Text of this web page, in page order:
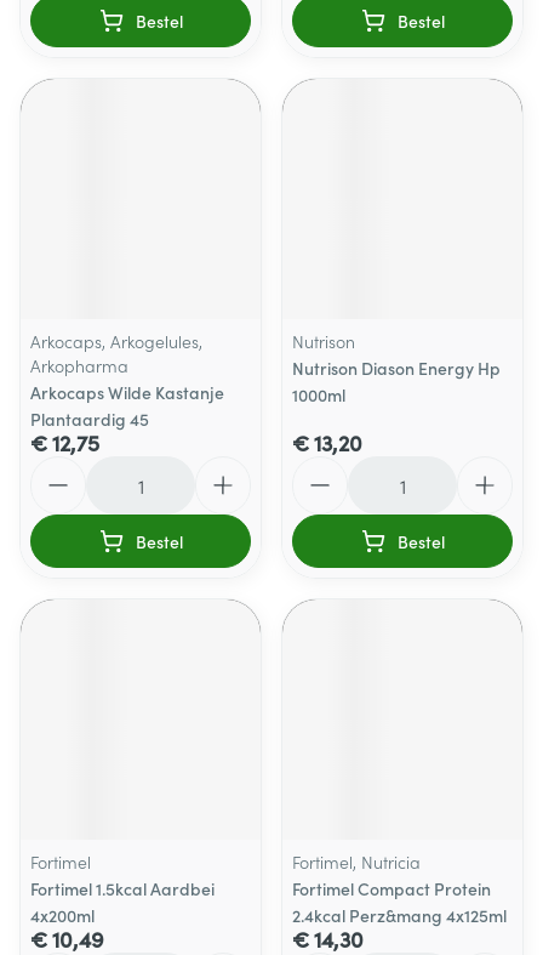
Bestel Bestel
Arkocaps, Arkogelules,
Arkopharma
Arkocaps Wilde Kastanje
Plantaardig 45
€ 12,75
Bestel
Nutrison
Nutrison Diason Energy Hp
1000ml
€ 13,20
Bestel
Fortimel
Fortimel 1.5kcal Aardbei
4x200ml
€ 10,49
Fortimel, Nutricia
Fortimel Compact Protein
2.4kcal Perz&mang 4x125ml
€ 14,30